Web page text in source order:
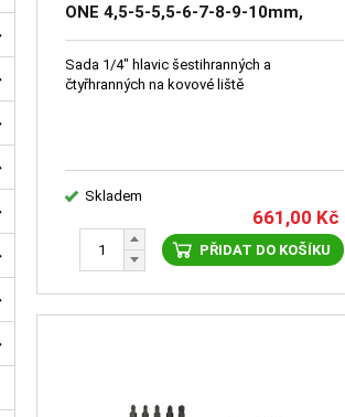
ONE 4,5-5-5,5-6-7-8-9-10mm,
zástrčné hlavice SQ0-SQ1-SQ2-
SQ3
Sada 1/4" hlavic šestihranných a
čtyřhranných na kovové liště
Skladem
661,00 Kč
PŘIDAT DO KOŠÍKU